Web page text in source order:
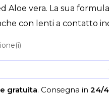
Aloe vera. La sua
con lenti a contatto
gratuita. Consegna in 24/